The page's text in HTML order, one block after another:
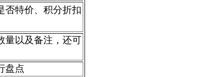
否特价、积分折扣
量以及备注，还可
盘点